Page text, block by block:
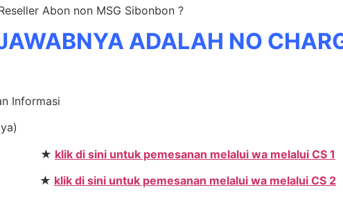
Abon non MSG Sibonbon ?
ADALAH NO
Informasi
★ klik di sini untuk pemesanan melalui wa melalui CS 1
★ klik di sini untuk pemesanan melalui wa melalui CS 2